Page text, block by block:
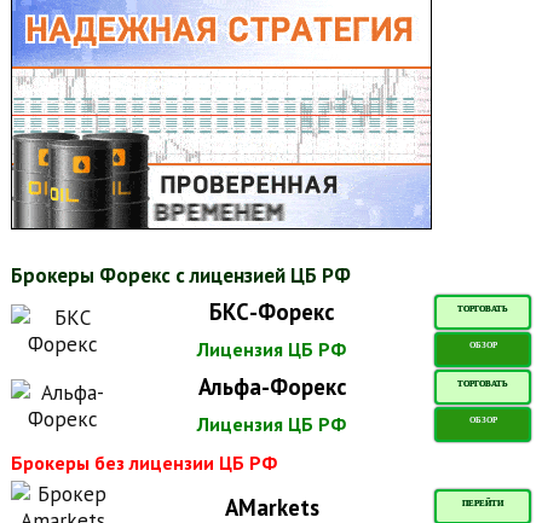
Брокеры Форекс с лицензией ЦБ РФ
БКС-Форекс ТОРГОВАТЬ
Лицензия ЦБ РФ ОБЗОР
Альфа-Форекс ТОРГОВАТЬ
Лицензия ЦБ РФ ОБЗОР
Брокеры без лицензии ЦБ РФ
AMarkets ПЕРЕЙТИ